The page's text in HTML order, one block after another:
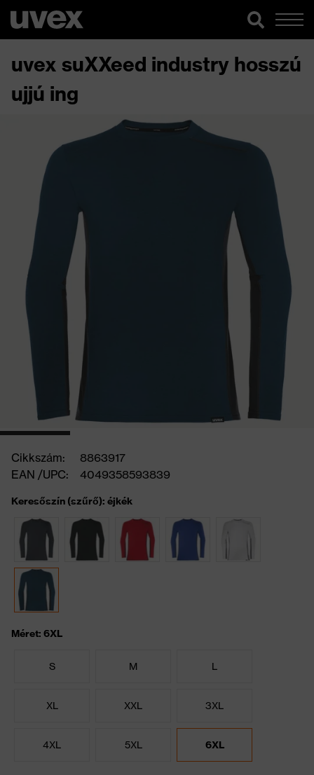
uvex suXXeed industry hosszú
ujjú ing
Cikkszám:
8863917
EAN /UPC:
4049358593839
Keresőszín (szűrő): éjkék
Méret: 6XL
S M L
XL XXL 3XL
4XL 5XL 6XL